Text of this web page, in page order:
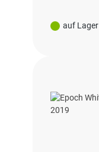
auf Lager